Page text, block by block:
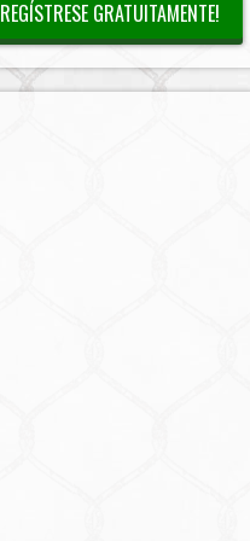
REGÍSTRESE GRATUITAMENTE!